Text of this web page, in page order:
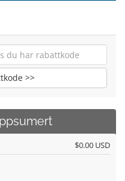
>>
$0.00 USD